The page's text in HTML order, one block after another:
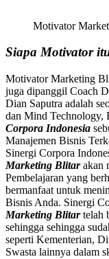
Motivator
Siapa Motivator
Motivator Marketing
juga dipanggil Coach
Dian Saputra adalah
dan Mind Technology,
Corpora Indonesia
Manajemen Bisnis
Sinergi Corpora
Marketing Blitarakan
Pembelajaran yang
bermanfaat untuk
Bisnis Anda. Sinergi
Marketing Blitartelah
sehingga sehingga
seperti Kementerian,
Swasta lainnya dalam